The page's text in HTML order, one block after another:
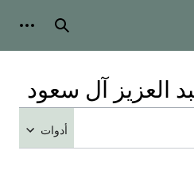
بحث
العزيز آل سعود
أدوات